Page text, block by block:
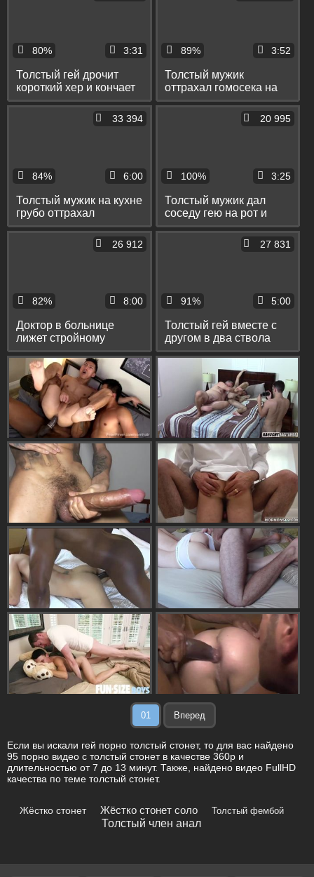
80% 3:31
Толстый гей дрочит
короткий хер и кончает
с громкими стонами
89% 3:52
Толстый мужик
оттрахал гомосека на
камеру и спустил ему
84%
33 394
6:00
Толстый мужик на кухне
грубо оттрахал
волосатого гея в жопу
100%
20 995
3:25
Толстый мужик дал
соседу гею на рот и
сдрочил ему сперму на
82%
26 912
8:00
Доктор в больнице
лижет стройному
студенту яйца и сосёт
его толстый хуй
91%
27 831
5:00
Толстый гей вместе с
другом в два ствола
отымели мужика в
01 Вперед
Если вы искали гей порно толстый стонет, то для вас найдено
95 порно видео с толстый стонет в качестве 360p и
длительностью от 7 до 13 минут. Также, найдено видео FullHD
качества по теме толстый стонет.
Жёстко стонет Жёстко стонет соло Толстый фембой
Толстый член анал